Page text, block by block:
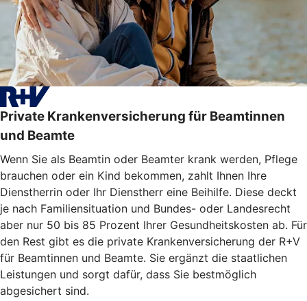
Private Krankenversicherung für Beamtinnen
und Beamte
Wenn Sie als Beamtin oder Beamter krank werden, Pflege
brauchen oder ein Kind bekommen, zahlt Ihnen Ihre
Dienstherrin oder Ihr Dienstherr eine Beihilfe. Diese deckt
je nach Familiensituation und Bundes- oder Landesrecht
aber nur 50 bis 85 Prozent Ihrer Gesundheitskosten ab. Für
den Rest gibt es die private Krankenversicherung der R+V
für Beamtinnen und Beamte. Sie ergänzt die staatlichen
Leistungen und sorgt dafür, dass Sie bestmöglich
abgesichert sind.